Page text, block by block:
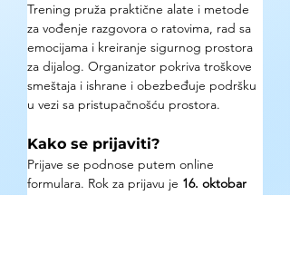
Trening pruža praktične alate i metode
za vođenje razgovora o ratovima, rad sa
emocijama i kreiranje sigurnog prostora
za dijalog. Organizator pokriva troškove
smeštaja i ishrane i obezbeđuje podršku
u vezi sa pristupačnošću prostora.
Kako se prijaviti?
Prijave se podnose putem online
formulara. Rok za prijavu je 16. oktobar